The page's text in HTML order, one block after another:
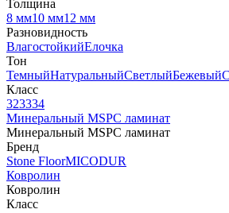
Толщина
8 мм10 мм12 мм
Разновидность
ВлагостойкийЕлочка
Тон
ТемныйНатуральныйСветлыйБежевый
Класс
323334
Минеральный MSPC ламинат
Минеральный MSPC ламинат
Бренд
Stone FloorMICODUR
Ковролин
Ковролин
Класс